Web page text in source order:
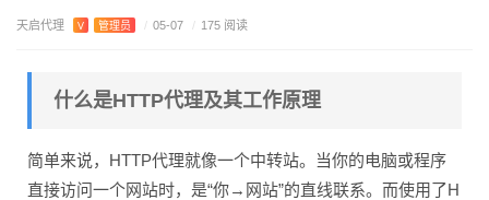
天启代理 V 管理员 / 05-07 / 175 阅读
什么是HTTP代理及其工作原理
简单来说，HTTP代理就像一个中转站。当你的电脑或程序
直接访问一个网站时，是“你→网站”的直线联系。而使用了H